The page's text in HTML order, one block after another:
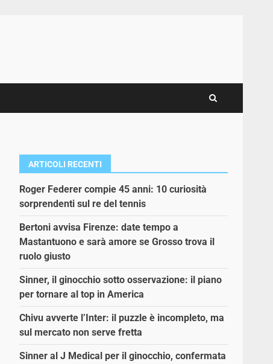
ARTICOLI RECENTI
Roger Federer compie 45 anni: 10 curiosità
sorprendenti sul re del tennis
Bertoni avvisa Firenze: date tempo a
Mastantuono e sarà amore se Grosso trova il
ruolo giusto
Sinner, il ginocchio sotto osservazione: il piano
per tornare al top in America
Chivu avverte l’Inter: il puzzle è incompleto, ma
sul mercato non serve fretta
Sinner al J Medical per il ginocchio, confermata